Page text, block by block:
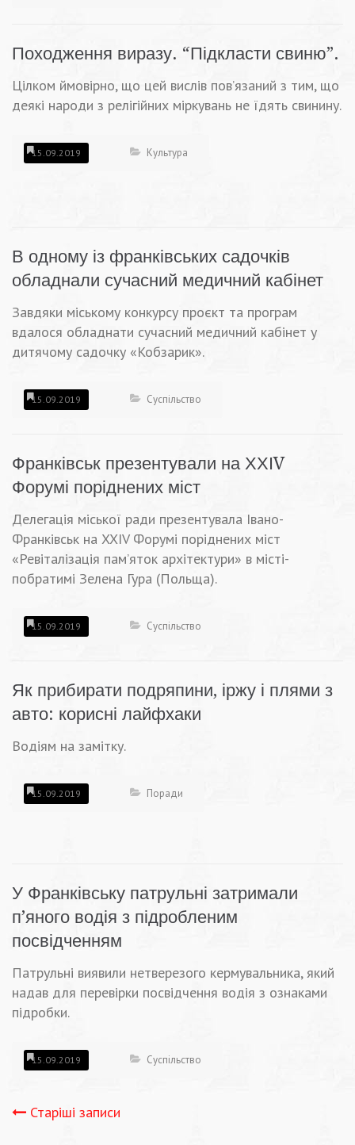
Походження виразу. “Підкласти свиню”.
Цілком ймовірно, що цей вислів пов’язаний з тим, що
деякі народи з релігійних міркувань не їдять свинину.
15.09.2019 Культура
В одному із франківських садочків
обладнали сучасний медичний кабінет
Завдяки міському конкурсу проєкт та програм
вдалося обладнати сучасний медичний кабінет у
дитячому садочку «Кобзарик».
15.09.2019 Суспільство
Франківськ презентували на ХХІV
Форумі поріднених міст
Делегація міської ради презентувала Івано-
Франківськ на XXIV Форумі поріднених міст
«Ревіталізація пам’яток архітектури» в місті-
побратимі Зелена Гура (Польща).
15.09.2019 Суспільство
Як прибирати подряпини, іржу і плями з
авто: корисні лайфхаки
Водіям на замітку.
15.09.2019 Поради
У Франківську патрульні затримали
п’яного водія з підробленим
посвідченням
Патрульні виявили нетверезого кермувальника, який
надав для перевірки посвідчення водія з ознаками
підробки.
15.09.2019 Суспільство
Навігація
Старіші записи